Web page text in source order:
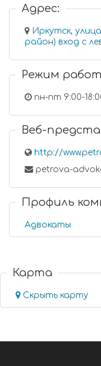
Адрес:
Иркутск,
район)
Режим
пн-пт 9:00-
Веб-
http://
petrova-
Профиль
Адвокаты
Карта
Скрыть карту